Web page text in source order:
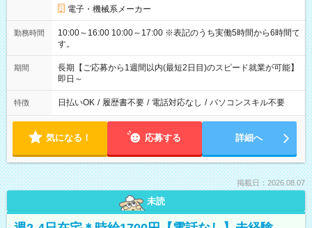
電子・機械系メーカー
勤務時間
10:00～16:00 10:00～17:00 ※表記のうち実働5時間から6時間で
す。
期間
長期【ご応募から1週間以内(最短2日目)のスピード就業が可能】
即日～
特徴 日払いOK / 履歴書不要 / 電話対応なし / パソコンスキル不要
気になる！ 応募する 詳細へ
掲載日：2026.08.07
未読